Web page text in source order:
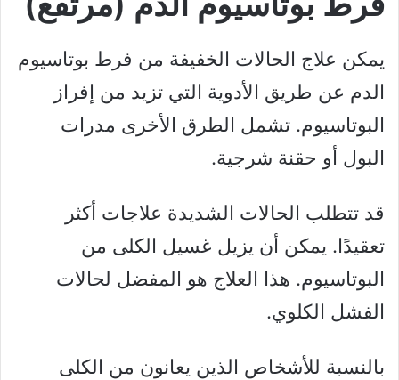
يمكن علاج الحالات الخفيفة من فرط بوتاسيوم
الدم عن طريق الأدوية التي تزيد من إفراز
البوتاسيوم. تشمل الطرق الأخرى مدرات
البول أو حقنة شرجية.
قد تتطلب الحالات الشديدة علاجات أكثر
تعقيدًا. يمكن أن يزيل غسيل الكلى من
البوتاسيوم. هذا العلاج هو المفضل لحالات
الفشل الكلوي.
بالنسبة للأشخاص الذين يعانون من الكلى